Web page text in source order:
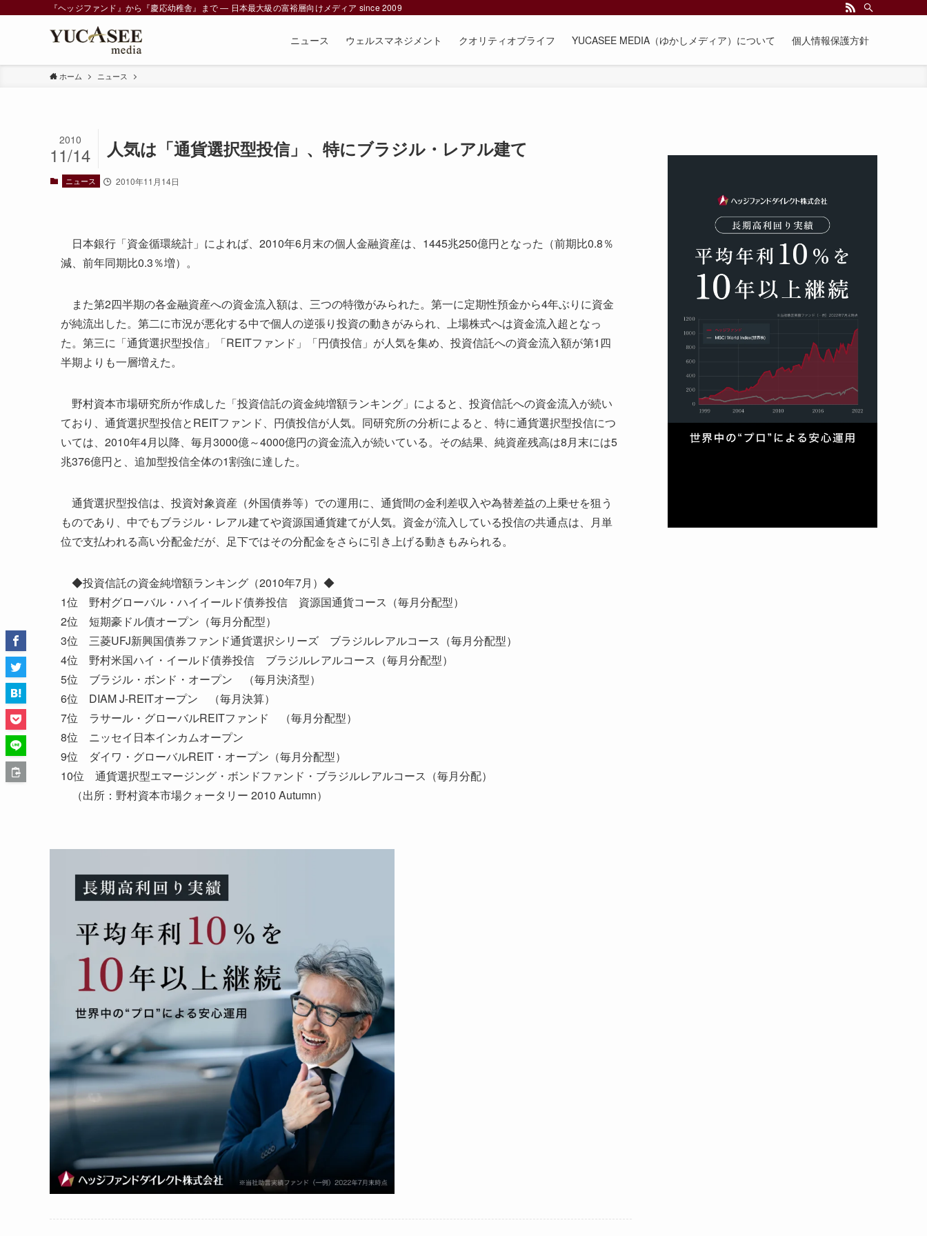
『ヘッジファンド』から『慶応幼稚舎』まで ― 日本最大級の富裕層向けメディア since 2009
ニュース ウェルスマネジメント クオリティオブライフ YUCASEE MEDIA（ゆかしメディア）について 個人情報保護方針
ホーム ニュース
人気は「通貨選択型投信」、特にブラジル・レアル建て
2010
11/14
ニュース 2010年11月14日
日本銀行「資金循環統計」によれば、2010年6月末の個人金融資産は、1445兆250億円となった（前期比0.8％
減、前年同期比0.3％増）。
また第2四半期の各金融資産への資金流入額は、三つの特徴がみられた。第一に定期性預金から4年ぶりに資金
が純流出した。第二に市況が悪化する中で個人の逆張り投資の動きがみられ、上場株式へは資金流入超となっ
た。第三に「通貨選択型投信」「REITファンド」「円債投信」が人気を集め、投資信託への資金流入額が第1四
半期よりも一層増えた。
野村資本市場研究所が作成した「投資信託の資金純増額ランキング」によると、投資信託への資金流入が続い
ており、通貨選択型投信とREITファンド、円債投信が人気。同研究所の分析によると、特に通貨選択型投信につ
いては、2010年4月以降、毎月3000億～4000億円の資金流入が続いている。その結果、純資産残高は8月末には5
兆376億円と、追加型投信全体の1割強に達した。
通貨選択型投信は、投資対象資産（外国債券等）での運用に、通貨間の金利差収入や為替差益の上乗せを狙う
ものであり、中でもブラジル・レアル建てや資源国通貨建てが人気。資金が流入している投信の共通点は、月単
位で支払われる高い分配金だが、足下ではその分配金をさらに引き上げる動きもみられる。
◆投資信託の資金純増額ランキング（2010年7月）◆
1位 野村グローバル・ハイイールド債券投信 資源国通貨コース（毎月分配型）
2位 短期豪ドル債オープン（毎月分配型）
3位 三菱UFJ新興国債券ファンド通貨選択シリーズ ブラジルレアルコース（毎月分配型）
4位 野村米国ハイ・イールド債券投信 ブラジルレアルコース（毎月分配型）
5位 ブラジル・ボンド・オープン （毎月決済型）
6位 DIAM J-REITオープン （毎月決算）
7位 ラサール・グローバルREITファンド （毎月分配型）
8位 ニッセイ日本インカムオープン
9位 ダイワ・グローバルREIT・オープン（毎月分配型）
10位 通貨選択型エマージング・ボンドファンド・ブラジルレアルコース（毎月分配）
（出所：野村資本市場クォータリー 2010 Autumn）